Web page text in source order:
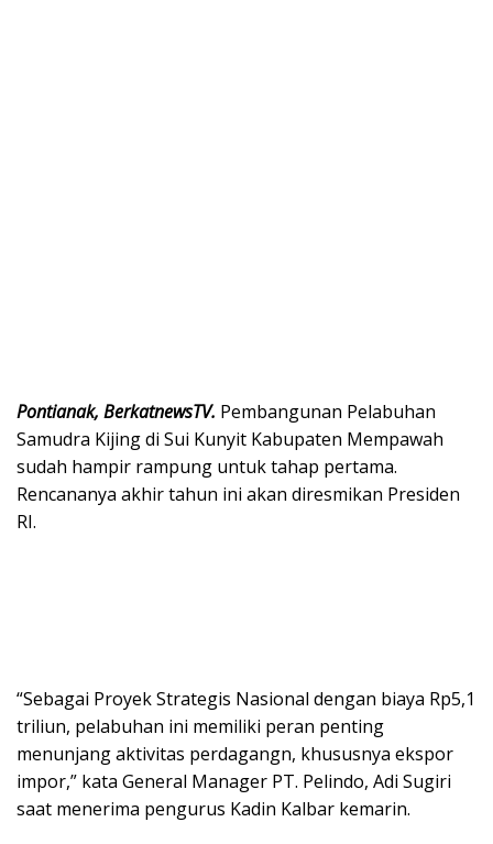
Pontianak, BerkatnewsTV. Pembangunan Pelabuhan
Samudra Kijing di Sui Kunyit Kabupaten Mempawah
sudah hampir rampung untuk tahap pertama.
Rencananya akhir tahun ini akan diresmikan Presiden
RI.
“Sebagai Proyek Strategis Nasional dengan biaya Rp5,1
triliun, pelabuhan ini memiliki peran penting
menunjang aktivitas perdagangn, khususnya ekspor
impor,” kata General Manager PT. Pelindo, Adi Sugiri
saat menerima pengurus Kadin Kalbar kemarin.